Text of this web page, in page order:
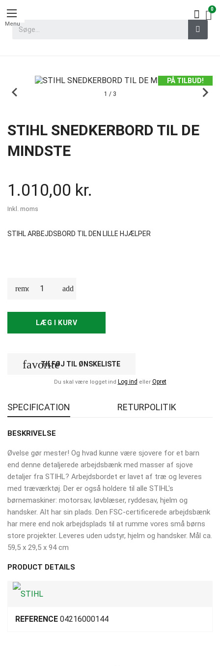
Menu
PÅ TILBUD!
1 / 3
STIHL SNEDKERBORD TIL DE
MINDSTE
1.010,00 kr.
Inkl. moms
STIHL ARBEJDSBORD TIL DEN LILLE HJÆLPER
LÆG I KURV
favorite
TILFØJ TIL ØNSKELISTE
Du skal være logget ind Log ind eller Opret
SPECIFICATION RETURPOLITIK
BESKRIVELSE
Øvelse gør mester! Og hvad kunne være sjovere for et barn
end denne detaljerede arbejdsbænk med masser af sjove
detaljer fra STIHL? Arbejdsbordet er lavet af træ og leveres
med træværktøj. Der er også holdere til alle STIHL's
børnemaskiner: motorsav, løvblæser, ryddesav, hjelm og
handsker. Alt har sin plads. Den FSC-certificerede arbejdsbænk
har mere end nok arbejdsplads til at rumme vores små børns
store projekter. Leveres uden udstyr, hjelm og handsker. Mål ca.
59,5 x 29,5 x 94 cm
PRODUCT DETAILS
REFERENCE 04216000144